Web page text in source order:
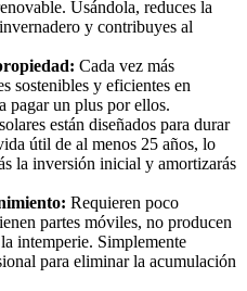
Usándola, reduces la
y contribuyes al
Cada vez más
sostenibles y eficientes en
pagar un plus por ellos.
están diseñados para durar
útil de al menos 25 años, lo
la inversión inicial y amortizarás
Requieren poco
partes móviles, no producen
intemperie. Simplemente
para eliminar la acumulación